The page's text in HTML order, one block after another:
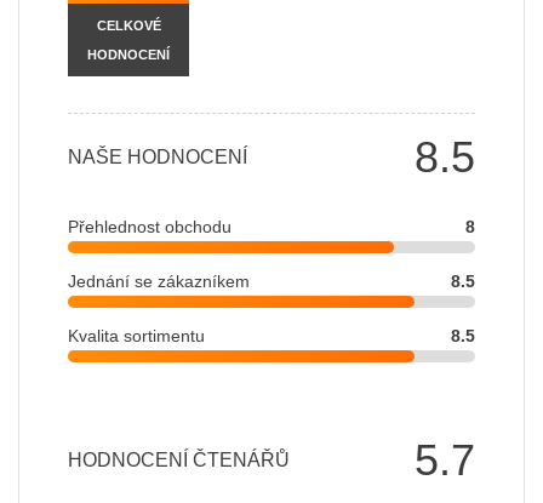
CELKOVÉ
HODNOCENÍ
8.5
NAŠE HODNOCENÍ
Přehlednost obchodu 8
Jednání se zákazníkem 8.5
Kvalita sortimentu 8.5
5.7
HODNOCENÍ ČTENÁŘŮ